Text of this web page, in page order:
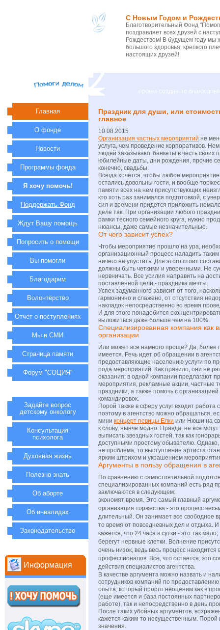
С Новым Годом и
Благотворительный Фонд
поздравляет всех друзей с
Рождеством! В будущем году
большого здоровья, крепкого
настоящих друзей!
проект создан по
Праздник для души, или
главное
10.08.2015
Организация частных мероприятий не
услуга, чем проведение корпоративов.
людей заказывают банкеты в честь своих
юбилейные даты, дни рождения, прочие
конечно, свадьбы.
Всегда хочется, чтобы любое
остались довольны гости, и вообще
памяти всех на нем присутствующих
кто хоть раз занимался подготовкой, с
сил и времени придется приложить
деле так. При организации любого
рамки тесного семейного круга, нужно
нюансы, даже самые незначительные.
От чего зависит успех?
Чтобы мероприятие прошло на ура,
организационный процесс наладить
ничего не упустить. Для этого стоит
должны быть четкими и уверенными. Не
нервничать. Все усилия направить на
поставленной цели - праздника мечты.
Успех задуманного зависит от того,
гармонично и слажено, от отсутствия
накладок непосредственно во время
И для этого понадобится
выложиться даже больше чем на 100%.
Специализированная компания как
организации
Или может все намного проще? Да, более
имеется. Речь идет об обращении в
предоставляющие населению услуги по
рода мероприятий. Как правило, они не
оказания: в одной компании предлагают
мероприятия, рекламные акции, частные
праздники, а также помочь с
командировок.
Порой также в сферу услуг входит работа
поэтому в агентство можно обращаться,
мини концерт певицы Елки или Нюши на
к слову, нынче модно. Правда, не все
выписать звездных гостей, так как
доступными простому обывателю.
не проблема, то выступление артиста
ярким штрихом и украшением
Аргументы в пользу обращения в
По сравнению с самостоятельной
специализированных компаний есть ряд
заключаются в следующем:
экономят время. Это самый главный
организация торжества - это процесс
длительный. Он занимает все свободное
то время от повседневных дел и отдыха. И
кажется, что 24 часа в сутки - это так мало;
берегут нервные клетки. Волнение
очень низок, ведь весь процесс находится
профессионалов. Все, что остается, это
действия специалистов агентства.
В качестве аргумента можно назвать и
сотрудников компаний по предоставлению
опыта, который просто неоценим как в
(еще имеется и база постоянных
работе), так и непосредственно в день
После таких убойных аргументов,
кажется каким-то несущественным. Порой
значения.
Главная
О фонде
Новости
Программы фонда
Я хочу помочь!
Поддержать Фонд
Ждут Вашу помощь
Попросить о помощи
Вы помогли
Благодарим
Волонтёрство
Отчет о поступлениях
Мы в СМИ
Страница памяти
Форум "СОЦИЯ"
Задайте вопрос
детскому онкологу
Консультация
психолога
Духовная жизнь
Полезно знать
Об аборте
Об инвалидах
Законодательство
Информация